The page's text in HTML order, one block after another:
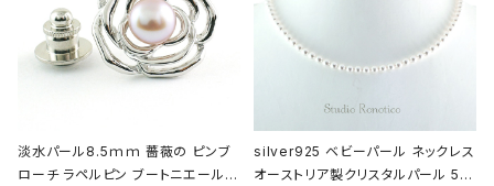
淡水パール8.5ｍｍ 薔薇の ピンブ
ローチ ラペルピン ブートニエール
silver925 ベビーパール ネックレス
オーストリア製クリスタルパール 5m